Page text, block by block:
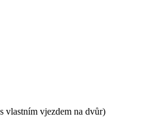
vlastním vjezdem na dvůr)